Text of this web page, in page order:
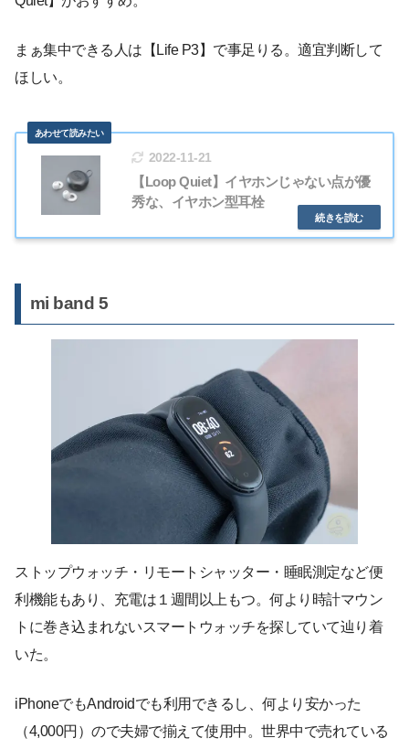
まぁ集中できる人は【Life P3】で事足りる。適宜判断して
ほしい。
2022-11-21
【Loop Quiet】イヤホンじゃない点が優
秀な、イヤホン型耳栓
mi band 5
ストップウォッチ・リモートシャッター・睡眠測定など便
利機能もあり、充電は１週間以上もつ。何より時計マウン
トに巻き込まれないスマートウォッチを探していて辿り着
いた。
iPhoneでもAndroidでも利用できるし、何より安かった
（4,000円）ので夫婦で揃えて使用中。世界中で売れている